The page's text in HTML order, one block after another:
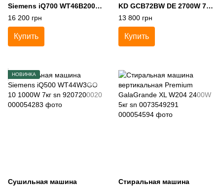
Siemens iQ700 WT46B200
08 2800W 8кг sn
9601200154
16 200 грн
Купить
KD GCB72BW DE 2700W 7кг
sn 00721177010032620599
13 800 грн
Купить
НОВИНКА
Сушильная машина
Стиральная машина